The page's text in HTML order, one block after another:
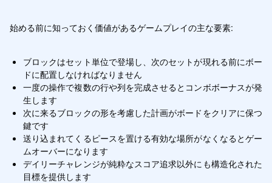
始める前に知っておく価値があるゲームプレイの主な要素:
ブロックはセット単位で登場し、次のセットが現れる前にボー
ドに配置しなければなりません
一度の操作で複数の行や列を完成させるとコンボボーナスが発
生します
次に来るブロックの形を考慮した計画がボードをクリアに保つ
鍵です
送り込まれてくるピースを置ける有効な場所がなくなるとゲー
ムオーバーになります
デイリーチャレンジが純粋なスコア追求以外にも構造化された
目標を提供します